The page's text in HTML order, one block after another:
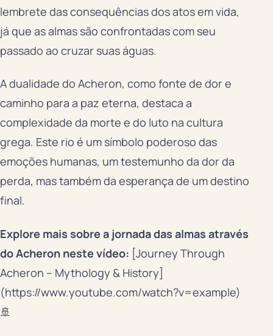
lembrete das consequências dos atos em vida,
já que as almas são confrontadas com seu
passado ao cruzar suas águas.
A dualidade do Acheron, como fonte de dor e
caminho para a paz eterna, destaca a
complexidade da morte e do luto na cultura
grega. Este rio é um símbolo poderoso das
emoções humanas, um testemunho da dor da
perda, mas também da esperança de um destino
final.
Explore mais sobre a jornada das almas através
do Acheron neste vídeo: [Journey Through
Acheron – Mythology & History]
(https://www.youtube.com/watch?v=example)
🚢